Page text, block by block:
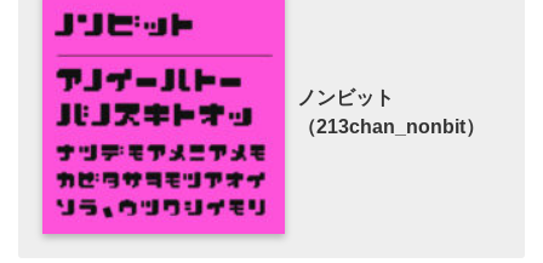
ノンビット
（213chan_nonbit）